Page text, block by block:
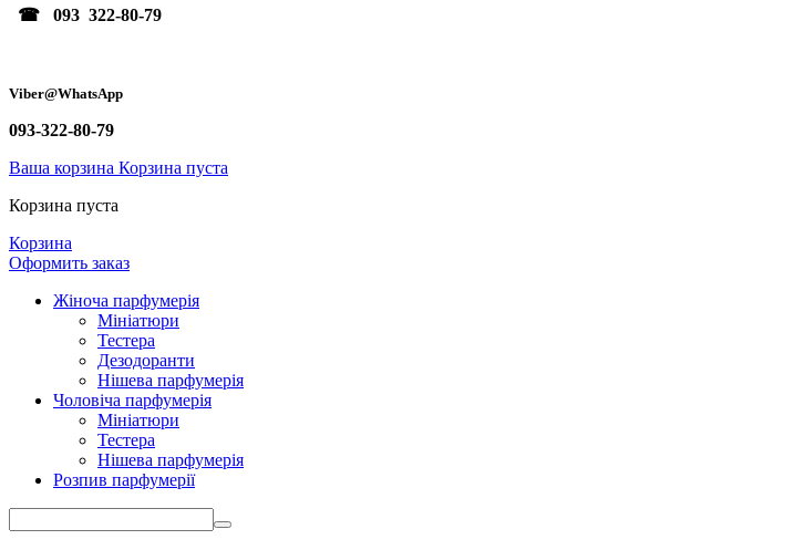
☎ 093 322-80-79
Viber@WhatsApp
093-322-80-79
Ваша корзина Корзина пуста
Корзина пуста
Корзина
Оформить заказ
Жіноча парфумерія
Мініатюри
Тестера
Дезодоранти
Нішева парфумерія
Чоловіча парфумерія
Мініатюри
Тестера
Нішева парфумерія
Розпив парфумерії